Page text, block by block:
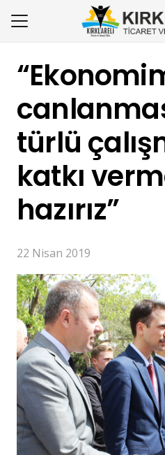
türlü
katkı
hazırız”
22 Nisan 2019